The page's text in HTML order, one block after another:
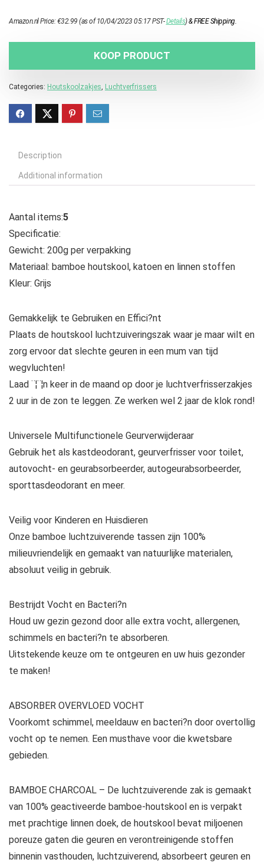
Amazon.nl Price:€32.99 (as of 10/04/2023 05:17 PST-Details)&FREE Shipping.
KOOP PRODUCT
Categories: Houtskoolzakjes, Luchtverfrissers
Description
Additional information
Aantal items:5
Specificatie:
Gewicht: 200g per verpakking
Materiaal: bamboe houtskool, katoen en linnen stoffen
Kleur: Grijs
Gemakkelijk te Gebruiken en Effici?nt
Plaats de houtskool luchtzuiveringszak waar je maar wilt en
zorg ervoor dat slechte geuren in een mum van tijd
wegvluchten!
Laad ¨¦¨¦n keer in de maand op door je luchtverfrisserzakjes
2 uur in de zon te leggen. Ze werken wel 2 jaar de klok rond!
Universele Multifunctionele Geurverwijderaar
Gebruik het als kastdeodorant, geurverfrisser voor toilet,
autovocht- en geurabsorbeerder, autogeurabsorbeerder,
sporttasdeodorant en meer.
Veilig voor Kinderen en Huisdieren
Onze bamboe luchtzuiverende tassen zijn 100%
milieuvriendelijk en gemaakt van natuurlijke materialen,
absoluut veilig in gebruik.
Bestrijdt Vocht en Bacteri?n
Houd uw gezin gezond door alle extra vocht, allergenen,
schimmels en bacteri?n te absorberen.
Uitstekende keuze om te ontgeuren en uw huis gezonder
te maken!
ABSORBER OVERVLOED VOCHT
Voorkomt schimmel, meeldauw en bacteri?n door overtollig
vocht op te nemen. Een musthave voor die kwetsbare
gebieden.
BAMBOE CHARCOAL – De luchtzuiverende zak is gemaakt
van 100% geactiveerde bamboe-houtskool en is verpakt
met prachtige linnen doek, de houtskool bevat miljoenen
poreuze gaten die geuren en verontreinigende stoffen
binnenin vasthouden, luchtzuiverend, absorbeert geuren en